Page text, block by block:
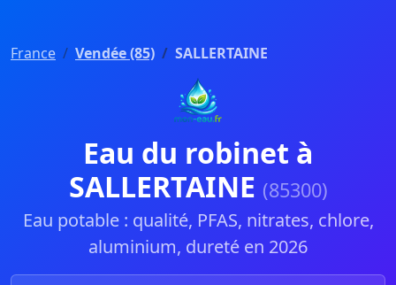
France Vendée (85) SALLERTAINE
Eau du robinet à
SALLERTAINE (85300)
Eau potable : qualité, PFAS, nitrates, chlore,
aluminium, dureté en 2026